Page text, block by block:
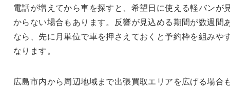
電話が増えてから車を探すと、希望日に使える軽バンが
からない場合もあります。反響が見込める期間が数週間
なら、先に月単位で車を押さえておくと予約枠を組みや
なります。
広島市内から周辺地域まで出張買取エリアを広げる場合